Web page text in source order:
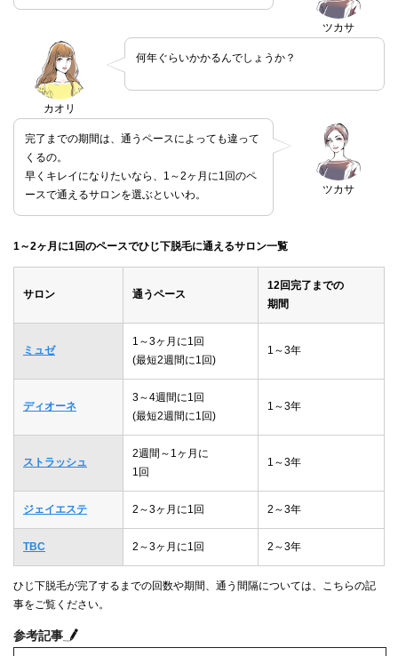
ツカサ
カオリ
何年ぐらいかかるんでしょうか？
ツカサ
完了までの期間は、通うペースによっても違って
くるの。
早くキレイになりたいなら、1～2ヶ月に1回のペ
ースで通えるサロンを選ぶといいわ。
1～2ヶ月に1回のペースでひじ下脱毛に通えるサロン一覧
サロン 通うペース
12回完了までの
期間
ミュゼ
1～3ヶ月に1回
(最短2週間に1回)
1～3年
ディオーネ
3～4週間に1回
(最短2週間に1回)
1～3年
ストラッシュ
2週間～1ヶ月に
1回
1～3年
ジェイエステ 2～3ヶ月に1回 2～3年
TBC 2～3ヶ月に1回 2～3年
ひじ下脱毛が完了するまでの回数や期間、通う間隔については、こちらの記
事をご覧ください。
参考記事